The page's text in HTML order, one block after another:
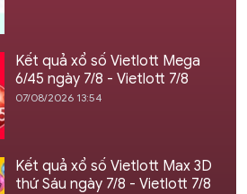
Kết quả xổ số Vietlott Mega
6/45 ngày 7/8 - Vietlott 7/8
07/08/2026 13:54
Kết quả xổ số Vietlott Max 3D
thứ Sáu ngày 7/8 - Vietlott 7/8